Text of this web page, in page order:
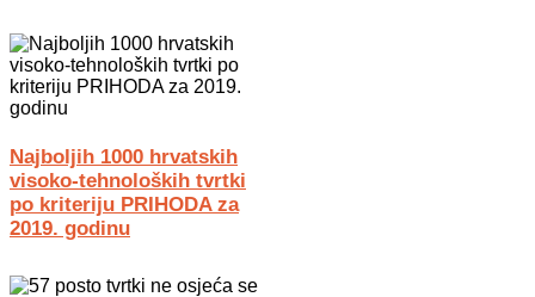
Najboljih 1000 hrvatskih
visoko-tehnoloških tvrtki
po kriteriju PRIHODA za
2019. godinu